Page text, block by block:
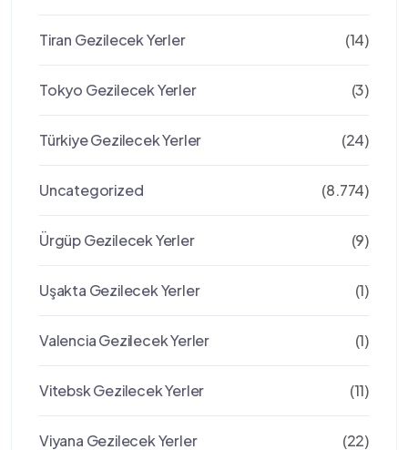
Tiran Gezilecek Yerler (14)
Tokyo Gezilecek Yerler (3)
Türkiye Gezilecek Yerler (24)
Uncategorized (8.774)
Ürgüp Gezilecek Yerler (9)
Uşakta Gezilecek Yerler (1)
Valencia Gezilecek Yerler (1)
Vitebsk Gezilecek Yerler (11)
Viyana Gezilecek Yerler (22)